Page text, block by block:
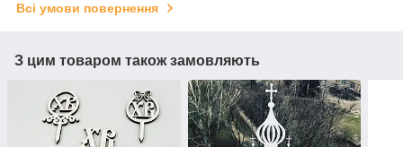
Всі умови повернення
З цим товаром також замовляють